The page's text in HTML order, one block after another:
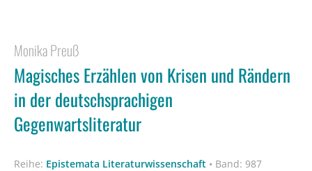
Monika Preuß
Magisches Erzählen von Krisen und Rändern
in der deutschsprachigen
Gegenwartsliteratur
Reihe: Epistemata Literaturwissenschaft • Band: 987